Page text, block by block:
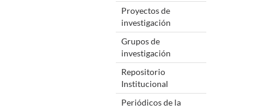
Proyectos de
investigación
Grupos de
investigación
Repositorio
Institucional
Periódicos de la